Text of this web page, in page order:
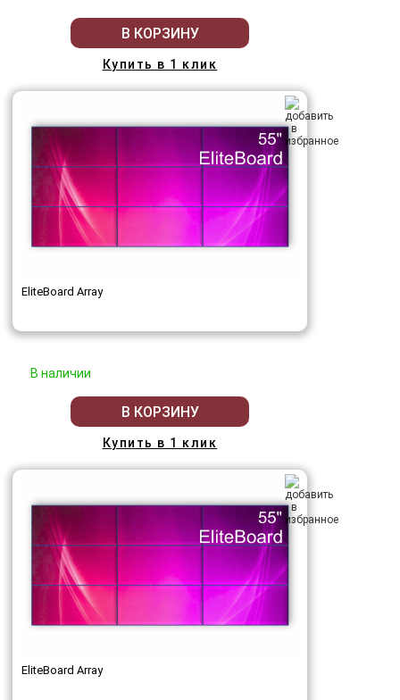
В КОРЗИНУ
Купить в 1 клик
EliteBoard Array
В наличии
В КОРЗИНУ
Купить в 1 клик
EliteBoard Array